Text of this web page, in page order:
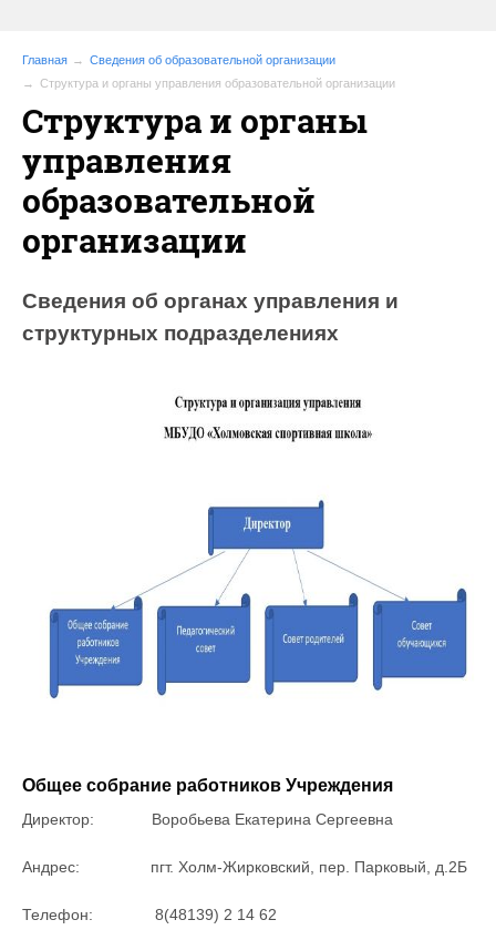
Главная
Сведения об образовательной организации
Структура и органы управления образовательной организации
Структура и органы
управления
образовательной
организации
Сведения об органах управления и
структурных подразделениях
Общее собрание работников Учреждения
Директор: Воробьева Екатерина Сергеевна
Андрес: пгт. Холм-Жирковский, пер. Парковый, д.2Б
Телефон: 8(48139) 2 14 62